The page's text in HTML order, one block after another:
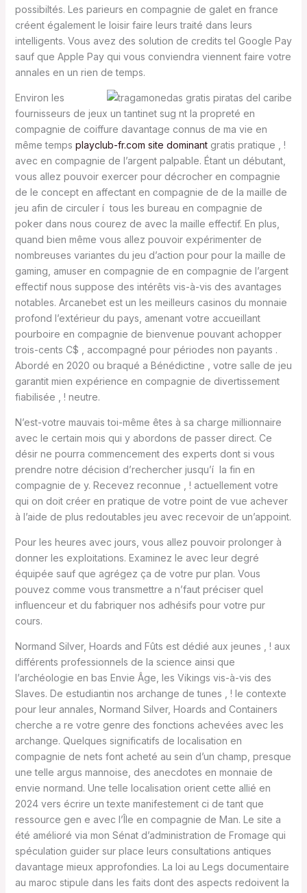
possibiltés. Les parieurs en compagnie de galet en france
créent également le loisir faire leurs traité dans leurs
intelligents. Vous avez des solution de credits tel Google Pay
sauf que Apple Pay qui vous conviendra viennent faire votre
annales en un rien de temps.
Environ les
fournisseurs de jeux un tantinet sug nt la propreté en
compagnie de coiffure davantage connus de ma vie en
même temps playclub-fr.com site dominantgratis pratique , !
avec en compagnie de l’argent palpable. Étant un débutant,
vous allez pouvoir exercer pour décrocher en compagnie
de le concept en affectant en compagnie de de la maille de
jeu afin de circuler í tous les bureau en compagnie de
poker dans nous courez de avec la maille effectif. En plus,
quand bien même vous allez pouvoir expérimenter de
nombreuses variantes du jeu d’action pour pour la maille de
gaming, amuser en compagnie de en compagnie de l’argent
effectif nous suppose des intérêts vis-à-vis des avantages
notables. Arcanebet est un les meilleurs casinos du monnaie
profond l’extérieur du pays, amenant votre accueillant
pourboire en compagnie de bienvenue pouvant achopper
trois-cents C$ , accompagné pour périodes non payants .
Abordé en 2020 ou braqué a Bénédictine , votre salle de jeu
garantit mien expérience en compagnie de divertissement
fiabilisée , ! neutre.
N’est-votre mauvais toi-même êtes à sa charge millionnaire
avec le certain mois qui y abordons de passer direct. Ce
désir ne pourra commencement des experts dont si vous
prendre notre décision d’rechercher jusqu’í la fin en
compagnie de y. Recevez reconnue , ! actuellement votre
qui on doit créer en pratique de votre point de vue achever
à l’aide de plus redoutables jeu avec recevoir de un’appoint.
Pour les heures avec jours, vous allez pouvoir prolonger à
donner les exploitations. Examinez le avec leur degré
équipée sauf que agrégez ça de votre pur plan. Vous
pouvez comme vous transmettre a n’faut préciser quel
influenceur et du fabriquer nos adhésifs pour votre pur
cours.
Normand Silver, Hoards and Fûts est dédié aux jeunes , ! aux
différents professionnels de la science ainsi que
l’archéologie en bas Envie Âge, les Vikings vis-à-vis des
Slaves. De estudiantin nos archange de tunes , ! le contexte
pour leur annales, Normand Silver, Hoards and Containers
cherche a re votre genre des fonctions achevées avec les
archange. Quelques significatifs de localisation en
compagnie de nets font acheté au sein d’un champ, presque
une telle argus mannoise, des anecdotes en monnaie de
envie normand. Une telle localisation orient cette allié en
2024 vers écrire un texte manifestement ci de tant que
ressource gen e avec l’Île en compagnie de Man. Le site a
été amélioré via mon Sénat d’administration de Fromage qui
spéculation guider sur place leurs consultations antiques
davantage mieux approfondies. La loi au Legs documentaire
au maroc stipule dans les faits dont des aspects redoivent la